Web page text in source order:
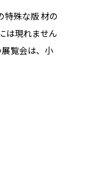
特殊な版 材の
は現れません
覧会は、小